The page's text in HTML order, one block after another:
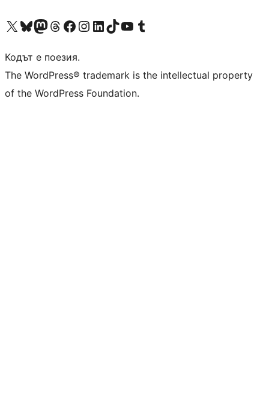
Visit our X (formerly Twitter) account
Visit our Bluesky account
Visit our Mastodon account
Visit our Threads account
Посетете нашата страница във Facebook
Посетете нашия профил в Instagram
Посетете нашия профил в LinkedIn
Visit our TikTok account
Visit our YouTube channel
Visit our Tumblr account
Кодът е поезия.
The WordPress® trademark is the intellectual property
of the WordPress Foundation.